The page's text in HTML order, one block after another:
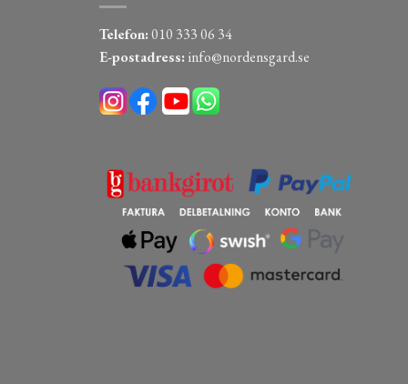
Telefon:010 333 06 34
E-postadress: info@nordensgard.se